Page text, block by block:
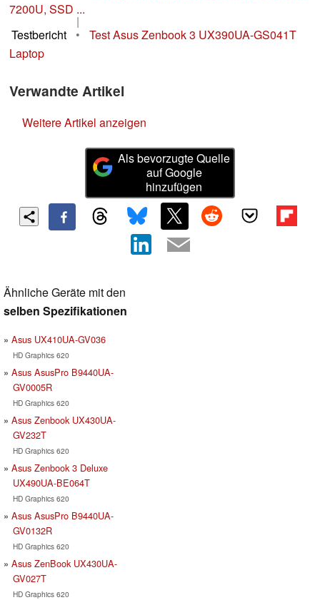
7200U, SSD ...
|
Testbericht
•
Test Asus Zenbook 3 UX390UA-GS041T
Laptop
Verwandte Artikel
Weitere Artikel anzeigen
Als bevorzugte Quelle
auf Google
hinzufügen
Ähnliche Geräte mit den
selben Spezifikationen
Asus UX410UA-GV036
HD Graphics 620
Asus AsusPro B9440UA-
GV0005R
HD Graphics 620
Asus Zenbook UX430UA-
GV232T
HD Graphics 620
Asus Zenbook 3 Deluxe
UX490UA-BE064T
HD Graphics 620
Asus AsusPro B9440UA-
GV0132R
HD Graphics 620
Asus ZenBook UX430UA-
GV027T
HD Graphics 620